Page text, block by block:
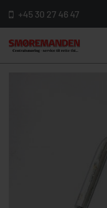
+45 30 27 46 47